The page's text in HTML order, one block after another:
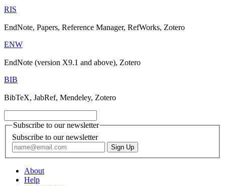
RIS
EndNote, Papers, Reference Manager, RefWorks, Zotero
ENW
EndNote (version X9.1 and above), Zotero
BIB
BibTeX, JabRef, Mendeley, Zotero
Subscribe to our newsletter
Subscribe to our newsletter
About
Help